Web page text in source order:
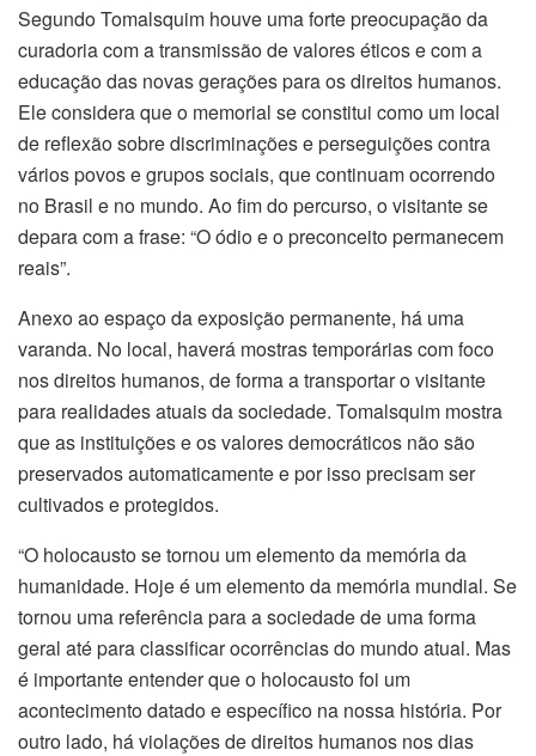
Segundo Tomalsquim houve uma forte preocupação da
curadoria com a transmissão de valores éticos e com a
educação das novas gerações para os direitos humanos.
Ele considera que o memorial se constitui como um local
de reflexão sobre discriminações e perseguições contra
vários povos e grupos sociais, que continuam ocorrendo
no Brasil e no mundo. Ao fim do percurso, o visitante se
depara com a frase: “O ódio e o preconceito permanecem
reais”.
Anexo ao espaço da exposição permanente, há uma
varanda. No local, haverá mostras temporárias com foco
nos direitos humanos, de forma a transportar o visitante
para realidades atuais da sociedade. Tomalsquim mostra
que as instituições e os valores democráticos não são
preservados automaticamente e por isso precisam ser
cultivados e protegidos.
“O holocausto se tornou um elemento da memória da
humanidade. Hoje é um elemento da memória mundial. Se
tornou uma referência para a sociedade de uma forma
geral até para classificar ocorrências do mundo atual. Mas
é importante entender que o holocausto foi um
acontecimento datado e específico na nossa história. Por
outro lado, há violações de direitos humanos nos dias